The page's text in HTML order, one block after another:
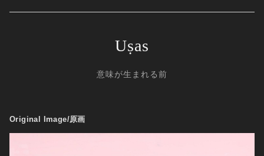
Uṣas
意味が生まれる前
Original Image/原画